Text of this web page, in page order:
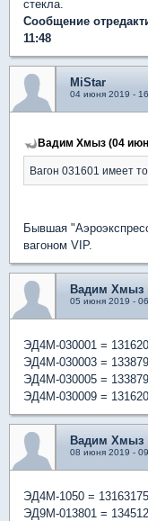
стекла.
Сообщение
11:48
MiStar
04 июня 2019 -
Вадим Хмыз (04
Вагон 031601 имеет
Бывшая
вагоном VIP.
Вадим Хмыз
05 июня 2019 -
ЭД4М-030001 =
ЭД4М-030003 =
ЭД4М-030005 =
ЭД4М-030009 =
Вадим Хмыз
08 июня 2019 -
ЭД4М-1050 = 13163175
ЭД9М-013801 =